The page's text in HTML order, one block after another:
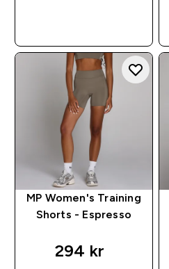
MP Women's Training
Shorts - Espresso
294 kr‎